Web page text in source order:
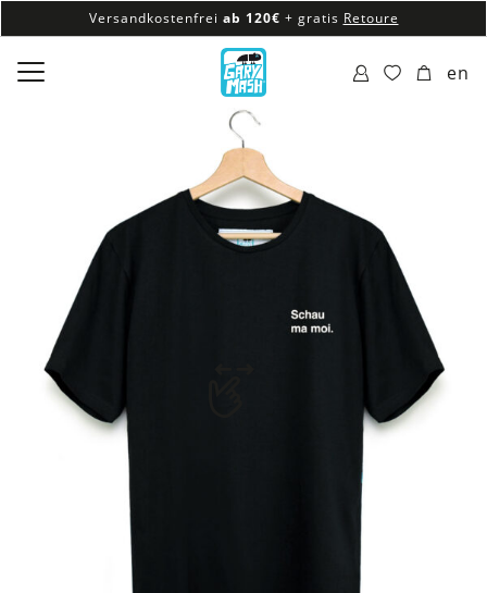
Versandkostenfrei ab 120€ + gratis Retoure
100% veganes & fair produziertes Sortiment
Versandkostenfrei ab 120€
en